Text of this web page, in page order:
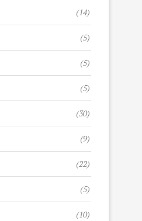
(14)
(5)
(5)
(5)
(30)
(9)
(22)
(5)
(10)